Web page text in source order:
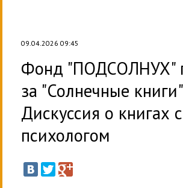
09.04.2026 09:45
Фонд "ПОДСОЛНУХ"
за "Солнечные
Дискуссия о книгах с
психологом